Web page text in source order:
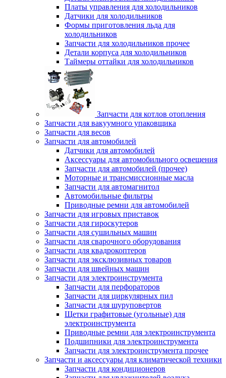
Платы управления для холодильников
Датчики для холодильников
Формы приготовления льда для
холодильников
Запчасти для холодильников прочее
Детали корпуса для холодильников
Таймеры оттайки для холодильников
Запчасти для котлов отопления
Запчасти для вакуумного упаковщика
Запчасти для весов
Запчасти для автомобилей
Датчики для автомобилей
Аксессуары для автомобильного освещения
Запчасти для автомобилей (прочее)
Моторные и трансмиссионные масла
Запчасти для автомагнитол
Автомобильные фильтры
Приводные ремни для автомобилей
Запчасти для игровых приставок
Запчасти для гироскутеров
Запчасти для сушильных машин
Запчасти для сварочного оборудования
Запчасти для квадрокоптеров
Запчасти для эксклюзивных товаров
Запчасти для швейных машин
Запчасти для электроинструмента
Запчасти для перфораторов
Запчасти для циркулярных пил
Запчасти для шуруповертов
Щетки графитовые (угольные) для
электроинструмента
Приводные ремни для электроинструмента
Подшипники для электроинструмента
Запчасти для электроинструмента прочее
Запчасти и аксессуары для климатической техники
Запчасти для кондиционеров